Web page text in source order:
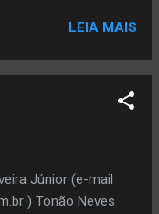
sobre trotes em
então cinco trotes
apura uma
LEIA MAIS
Júnior (e-mail
) Tonão Neves